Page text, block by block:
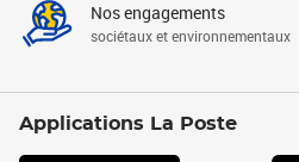
Nos engagements
sociétaux et environnementaux
Applications La Poste